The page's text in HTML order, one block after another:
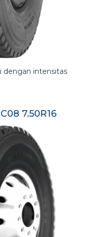
dengan intensitas
7.50R16